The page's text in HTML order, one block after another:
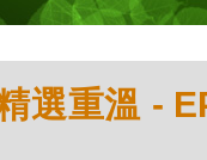
選重溫 -